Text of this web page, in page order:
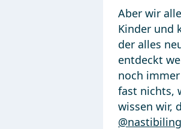
Aber wir
Kinder und
der alles
entdeckt
noch
fast nichts,
wissen wir,